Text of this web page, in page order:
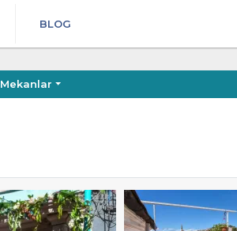
BLOG
Mekanlar